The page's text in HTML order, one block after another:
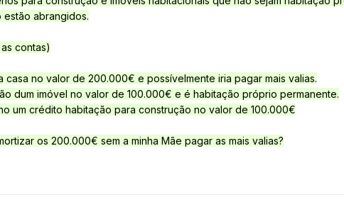
estão abrangidos.
contas)
casa no valor de 200.000€ e possívelmente iria pagar mais valias.
dum imóvel no valor de 100.000€ e é habitação próprio permanente.
um crédito habitação para construção no valor de 100.000€
os 200.000€ sem a minha Mãe pagar as mais valias?